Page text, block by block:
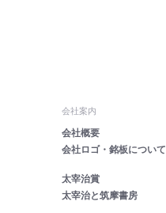
会社案内
会社概要
会社ロゴ・銘板について
太宰治賞
太宰治と筑摩書房